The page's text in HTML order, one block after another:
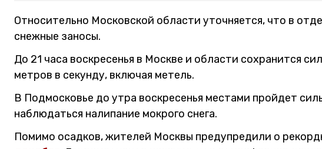
Относительно Московской области уточняется, что в
снежные заносы.
До 21 часа воскресенья в Москве и области сохранится
метров в секунду, включая метель.
В Подмосковье до утра воскресенья местами пройдет
наблюдаться налипание мокрого снега.
Помимо осадков, жителей Москвы предупредили о